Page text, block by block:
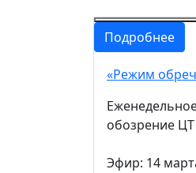
Подробнее
«Режим
обозрение
Эфир: 14